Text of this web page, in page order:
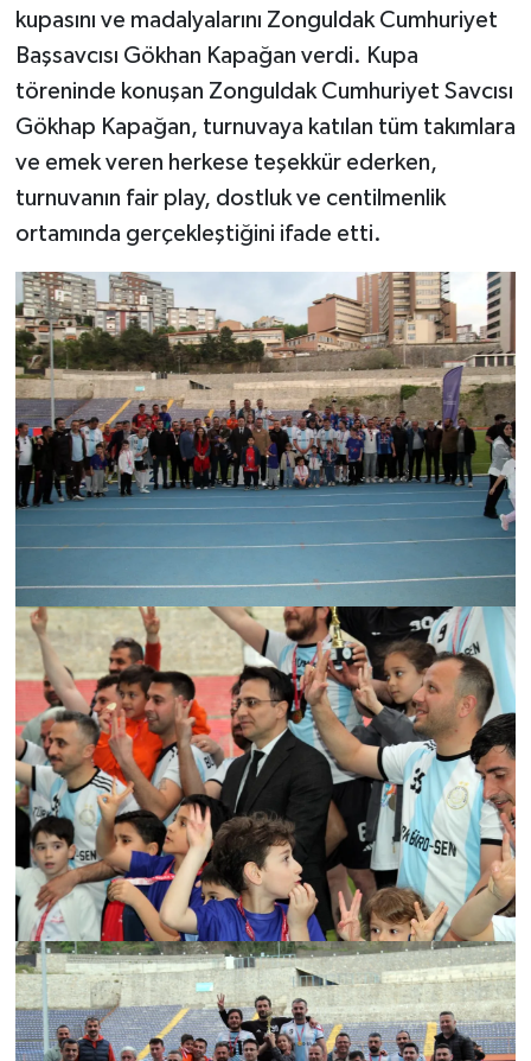
kupasını ve madalyalarını Zonguldak Cumhuriyet
Başsavcısı Gökhan Kapağan verdi. Kupa
töreninde konuşan Zonguldak Cumhuriyet Savcısı
Gökhap Kapağan, turnuvaya katılan tüm takımlara
ve emek veren herkese teşekkür ederken,
turnuvanın fair play, dostluk ve centilmenlik
ortamında gerçekleştiğini ifade etti.